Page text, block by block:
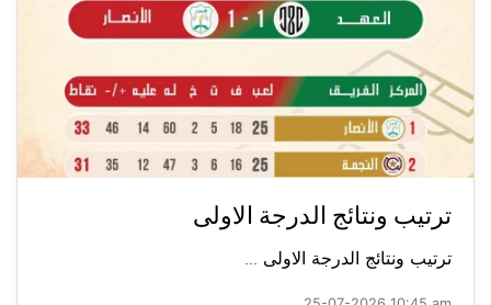
ترتيب ونتائج الدرجة الاولى
ترتيب ونتائج الدرجة الاولى ...